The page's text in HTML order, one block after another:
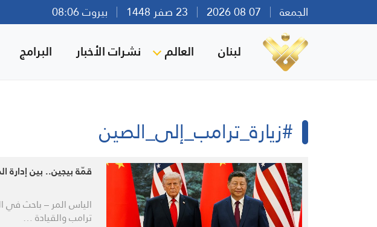
الجمعة بيروت 08:06
لبنان العالم نشرات الأخبار البرامج
#زيارة_ترامب_إلى_الصين
قمّة بيجين.. بين إدارة
الياس المر – باحث في
ترامب والقيادة …